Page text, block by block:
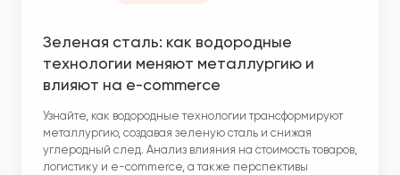
Зеленая сталь: как водородные
технологии меняют металлургию и
влияют на e-commerce
Узнайте, как водородные технологии трансформируют
металлургию, создавая зеленую сталь и снижая
углеродный след. Анализ влияния на стоимость товаров,
логистику и e-commerce, а также перспективы